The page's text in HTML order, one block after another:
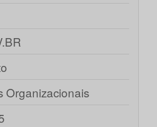
Organizacionais